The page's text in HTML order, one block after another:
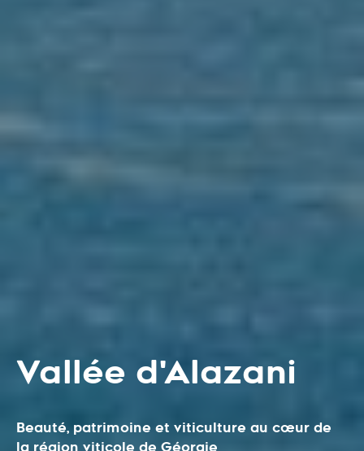
Vallée d'Alazani
Beauté, patrimoine et viticulture au cœur de
la région viticole de Géorgie